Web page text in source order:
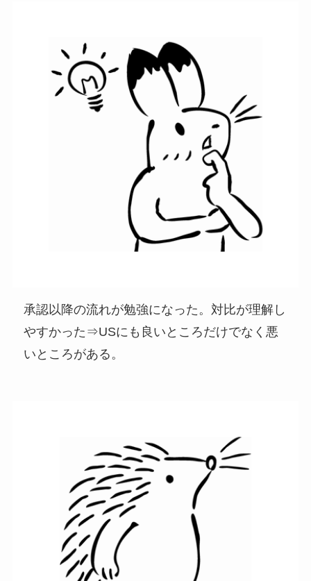
承認以降の流れが勉強になった。対比が理解し
やすかった⇒USにも良いところだけでなく悪
いところがある。